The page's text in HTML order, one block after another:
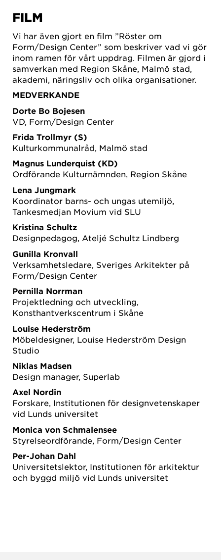
FILM
Vi har även gjort en film ”Röster om
Form/Design Center” som beskriver vad vi gör
inom ramen för vårt uppdrag. Filmen är gjord i
samverkan med Region Skåne, Malmö stad,
akademi, näringsliv och olika organisationer.
MEDVERKANDE
Dorte Bo Bojesen
VD, Form/Design Center
Frida Trollmyr (S)
Kulturkommunalråd, Malmö stad
Magnus Lunderquist (KD)
Ordförande Kulturnämnden, Region Skåne
Lena Jungmark
Koordinator barns- och ungas utemiljö,
Tankesmedjan Movium vid SLU
Kristina Schultz
Designpedagog, Ateljé Schultz Lindberg
Gunilla Kronvall
Verksamhetsledare, Sveriges Arkitekter på
Form/Design Center
Pernilla Norrman
Projektledning och utveckling,
Konsthantverkscentrum i Skåne
Louise Hederström
Möbeldesigner, Louise Hederström Design
Studio
Niklas Madsen
Design manager, Superlab
Axel Nordin
Forskare, Institutionen för designvetenskaper
vid Lunds universitet
Monica von Schmalensee
Styrelseordförande, Form/Design Center
Per-Johan Dahl
Universitetslektor, Institutionen för arkitektur
och byggd miljö vid Lunds universitet